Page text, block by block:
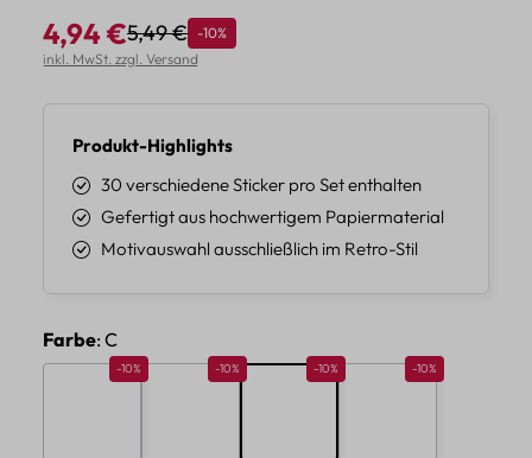
Verkaufspreis:
4,94 €Regulärer Preis:
5,49 € Rabatt
-10%
inkl. MwSt. zzgl. Versand
Produkt-Highlights
30 verschiedene Sticker pro Set enthalten
Gefertigt aus hochwertigem Papiermaterial
Motivauswahl ausschließlich im Retro-Stil
Farbeauswählen
: C
Rabatt 10%
-10% Rabatt 10%
-10% Rabatt 10%
-10% Rabatt 10%
-10%